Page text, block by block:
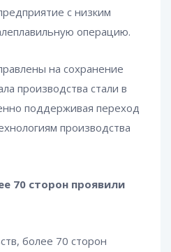
с низким
операцию.
на сохранение
производства стали в
поддерживая переход
производства
70 сторон проявили
более 70 сторон